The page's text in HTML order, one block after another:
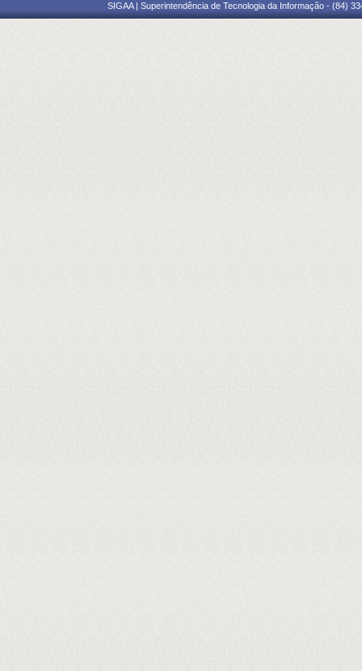
SIGAA | Superintendência de Tecnologia da Informação - (84)